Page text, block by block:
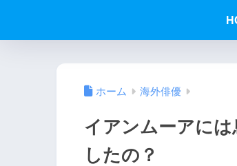
ホーム 海外俳優
イアンムーアに
したの？